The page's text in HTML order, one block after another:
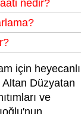
nedir?
için heyecanlı
Altan Düzyatan
ve